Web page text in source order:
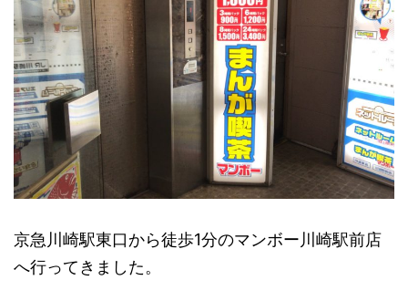
京急川崎駅東口から徒歩1分のマンボー川崎駅前店
へ行ってきました。